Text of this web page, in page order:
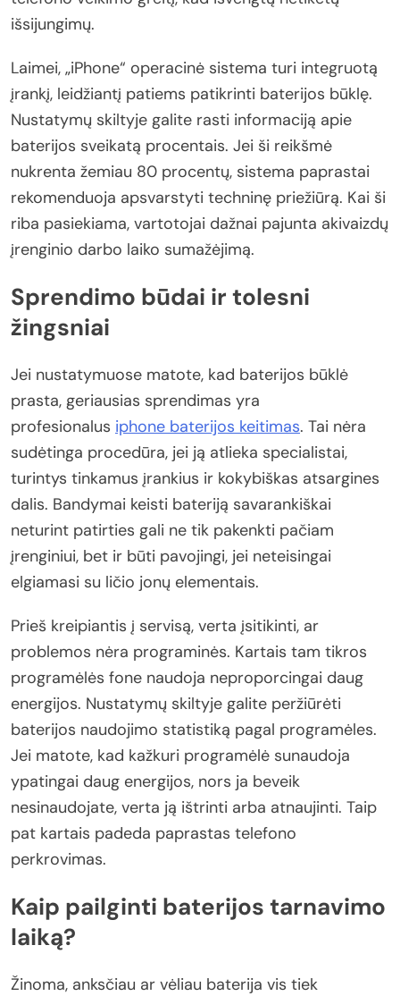
išsijungimų.
Laimei, „iPhone“ operacinė sistema turi integruotą
įrankį, leidžiantį patiems patikrinti baterijos būklę.
Nustatymų skiltyje galite rasti informaciją apie
baterijos sveikatą procentais. Jei ši reikšmė
nukrenta žemiau 80 procentų, sistema paprastai
rekomenduoja apsvarstyti techninę priežiūrą. Kai ši
riba pasiekiama, vartotojai dažnai pajunta akivaizdų
įrenginio darbo laiko sumažėjimą.
Sprendimo būdai ir tolesni
žingsniai
Jei nustatymuose matote, kad baterijos būklė
prasta, geriausias sprendimas yra
profesionalus iphone baterijos keitimas. Tai nėra
sudėtinga procedūra, jei ją atlieka specialistai,
turintys tinkamus įrankius ir kokybiškas atsargines
dalis. Bandymai keisti bateriją savarankiškai
neturint patirties gali ne tik pakenkti pačiam
įrenginiui, bet ir būti pavojingi, jei neteisingai
elgiamasi su ličio jonų elementais.
Prieš kreipiantis į servisą, verta įsitikinti, ar
problemos nėra programinės. Kartais tam tikros
programėlės fone naudoja neproporcingai daug
energijos. Nustatymų skiltyje galite peržiūrėti
baterijos naudojimo statistiką pagal programėles.
Jei matote, kad kažkuri programėlė sunaudoja
ypatingai daug energijos, nors ja beveik
nesinaudojate, verta ją ištrinti arba atnaujinti. Taip
pat kartais padeda paprastas telefono
perkrovimas.
Kaip pailginti baterijos tarnavimo
laiką?
Žinoma, anksčiau ar vėliau baterija vis tiek